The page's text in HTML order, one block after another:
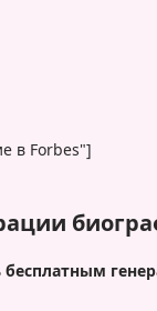
в Forbes"]
бесплатным